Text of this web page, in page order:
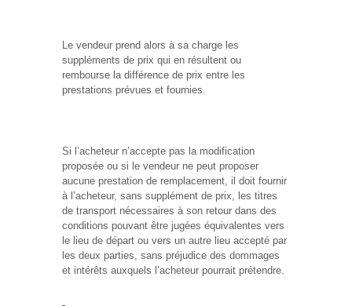
Le vendeur prend alors à sa charge les
suppléments de prix qui en résultent ou
rembourse la différence de prix entre les
prestations prévues et fournies.
Si l’acheteur n’accepte pas la modification
proposée ou si le vendeur ne peut proposer
aucune prestation de remplacement, il doit fournir
à l’acheteur, sans supplément de prix, les titres
de transport nécessaires à son retour dans des
conditions pouvant être jugées équivalentes vers
le lieu de départ ou vers un autre lieu accepté par
les deux parties, sans préjudice des dommages
et intérêts auxquels l’acheteur pourrait prétendre.